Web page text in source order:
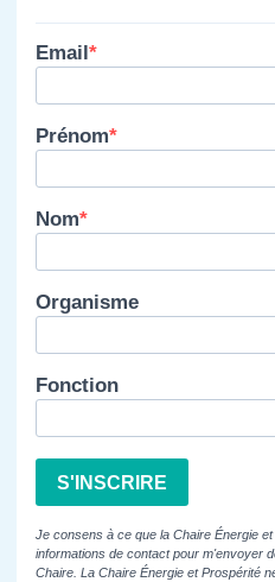
Email
Prénom
Nom
Organisme
Fonction
S'INSCRIRE
Je consens à ce que la Chaire Énergie
informations de contact pour m'envoyer
Chaire. La Chaire Énergie et Prospérité